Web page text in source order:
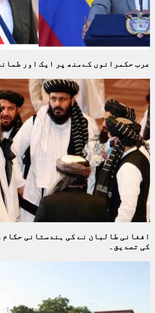
عرب حکمرانوں کےمنھ پر ایک اور
افغانی طالبان نے کی ہندستانی حکام
کی تصدیق۔